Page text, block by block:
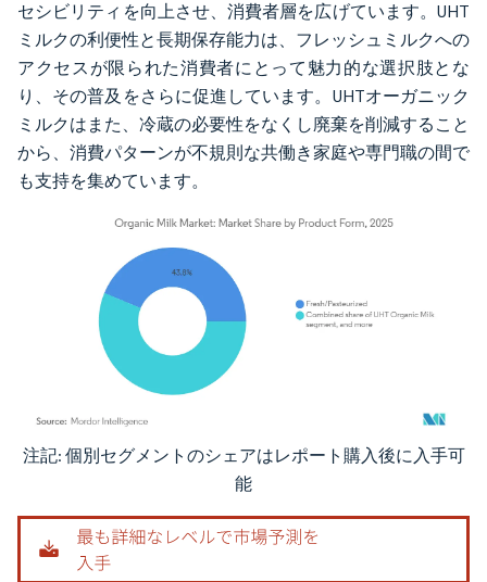
セシビリティを向上させ、消費者層を広げています。UHT
ミルクの利便性と長期保存能力は、フレッシュミルクへの
アクセスが限られた消費者にとって魅力的な選択肢とな
り、その普及をさらに促進しています。UHTオーガニック
ミルクはまた、冷蔵の必要性をなくし廃棄を削減すること
から、消費パターンが不規則な共働き家庭や専門職の間で
も支持を集めています。
画像 © Mordor Intelligence。再利用にはCC BY 4.0の表示が必要です。
注記: 個別セグメントのシェアはレポート購入後に入手可
能